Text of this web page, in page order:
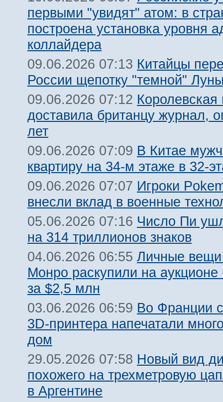
первыми "увидят" атом: в
построена установка уровня
коллайдера
09.06.2026 07:13 Китайцы
России щепотку "темной"
09.06.2026 07:12 Королевская
доставила британцу журнал,
лет
09.06.2026 07:09 В Китае
квартиру на 34-м этаже в 32-
09.06.2026 07:07 Игроки
внесли вклад в военные
05.06.2026 07:16 Число Пи
на 314 триллионов знаков
04.06.2026 06:55 Личные
Монро раскупили на
за $2,5 млн
03.06.2026 06:59 Во Франции
3D-принтера напечатали
дом
29.05.2026 07:58 Новый вид
похожего на трехметровую
в Аргентине